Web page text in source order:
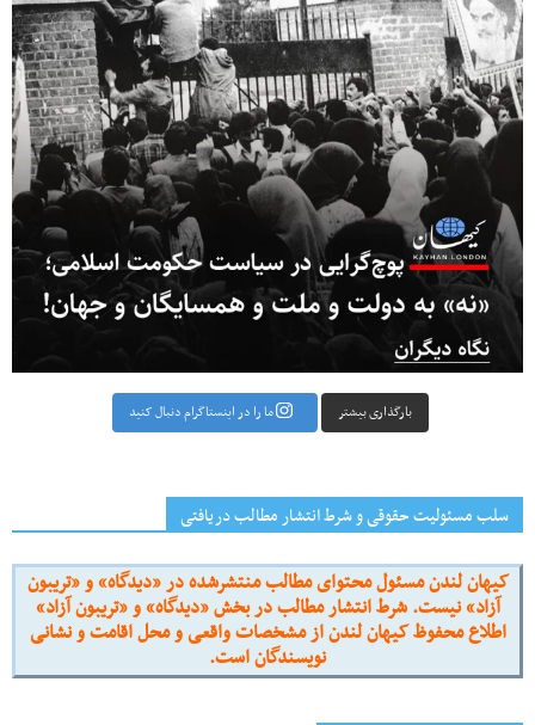
بارگذاری بیشتر ما را در اینستاگرام دنبال کنید
سلب مسئولیت حقوقی و شرط انتشار مطالب دریافتی
کیهان لندن مسئول محتوای مطالب منتشرشده در «دیدگاه» و «تریبون
آزاد» نیست. شرط انتشار مطالب در بخش «دیدگاه» و «تریبون آزاد»
اطلاع محفوظ کیهان لندن از مشخصات واقعی و محل اقامت و نشانی
نویسندگان است.